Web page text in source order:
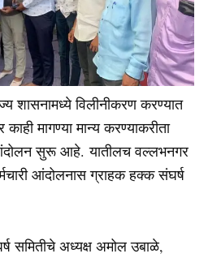
शासनामध्ये विलीनीकरण करण्यात
मागण्या मान्य करण्याकरीता
आंदोलन सुरू आहे. यातीलच वल्लभनगर
आंदोलनास ग्राहक हक्क संघर्ष
समितीचे अध्यक्ष अमोल उबाळे,